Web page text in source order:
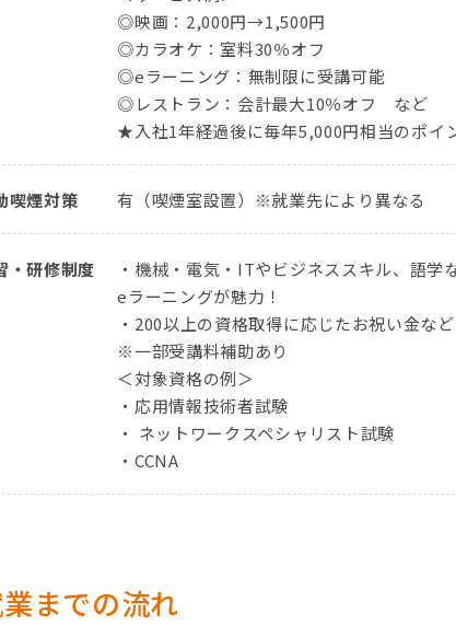
◎映画：2,000円→1,500円
◎カラオケ：室料30％オフ
◎eラーニング：無制限に受講可能
◎レストラン：会計最大10％オフ など
★入社1年経過後に毎年5,000円相当のポイ
喫煙対策 有（喫煙室設置）※就業先により異なる
・研修制度
・機械・電気・ITやビジネススキル、語
eラーニングが魅力！
・200以上の資格取得に応じたお祝い金な
※一部受講料補助あり
＜対象資格の例＞
・応用情報技術者試験
・ ネットワークスペシャリスト試験
・CCNA
までの流れ